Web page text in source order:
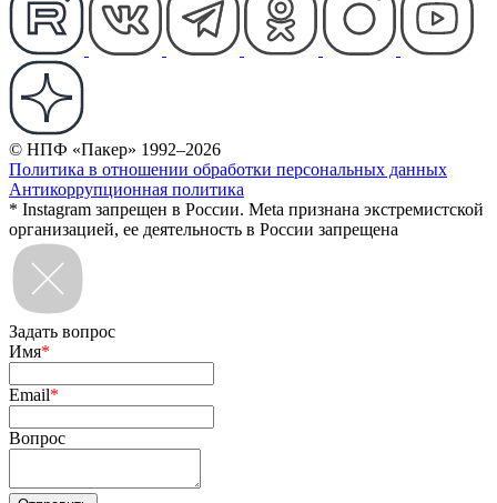
© НПФ «Пакер» 1992–2026
Политика в отношении обработки персональных данных
Антикоррупционная политика
* Instagram запрещен в России. Meta признана экстремистской
организацией, ее деятельность в России запрещена
Задать вопрос
Имя*
Email*
Вопрос